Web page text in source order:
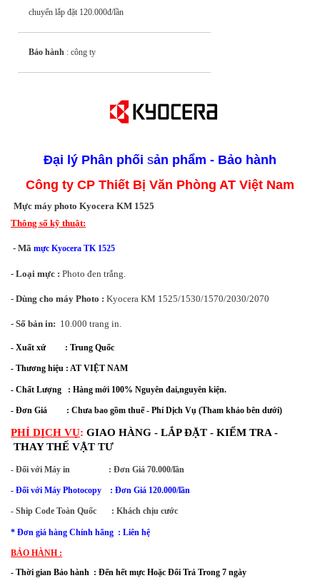
chuyển lắp đặt 120.000đ/lần
Bảo hành : công ty
Đại lý Phân phối sản phẩm - Bảo hành
Công ty CP Thiết Bị Văn Phòng AT Việt Nam
Mực máy photo Kyocera KM 1525
Thông số kỹ thuật:
- Mã mực Kyocera TK 1525
- Loại mực : Photo đen trắng.
- Dùng cho máy Photo : Kyocera KM 1525/1530/1570/2030/2070
- Số bản in: 10.000 trang in.
- Xuất xứ         : Trung Quốc
- Thương hiệu : AT VIỆT NAM
- Chất Lượng   : Hàng mới 100% Nguyên đai,nguyên kiện.
- Đơn Giá         : Chưa bao gồm thuế - Phí Dịch Vụ (Tham khảo bên dưới)
PHÍ DỊCH VỤ: GIAO HÀNG - LẮP ĐẶT - KIỂM TRA -
THAY THẾ VẬT TƯ
- Đối với Máy in                  : Đơn Giá 70.000/lần
- Đối với Máy Photocopy    : Đơn Giá 120.000/lần
- Ship Code Toàn Quốc       : Khách chịu cước
* Đơn giá hàng Chính hãng  : Liên hệ
BẢO HÀNH :
- Thời gian Bảo hành  : Đến hết mực Hoặc Đổi Trả Trong 7 ngày